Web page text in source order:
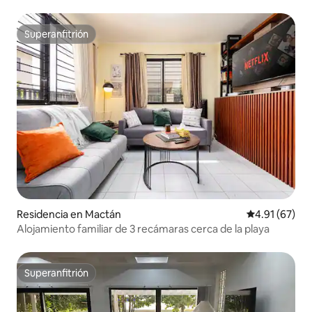
Superanfitrión
Superanfitrión
Residencia en Mactán Calificación
4.91 (67)
Alojamiento familiar de 3 recámaras cerca de la playa
Superanfitrión
Superanfitrión